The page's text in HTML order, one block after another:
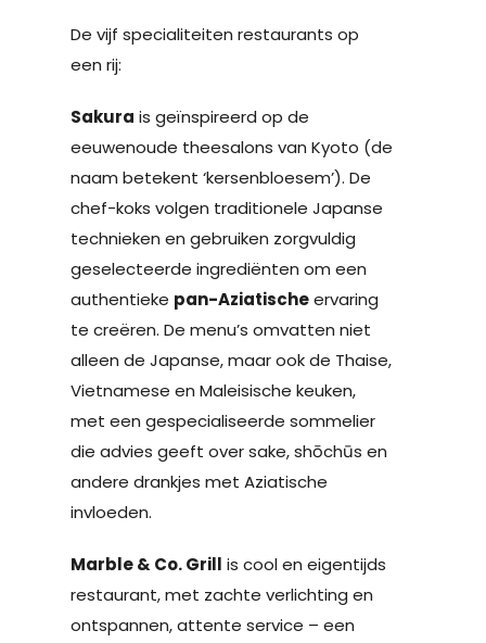
De vijf specialiteiten restaurants op
een rij:
Sakura is geïnspireerd op de
eeuwenoude theesalons van Kyoto (de
naam betekent ‘kersenbloesem’). De
chef-koks volgen traditionele Japanse
technieken en gebruiken zorgvuldig
geselecteerde ingrediënten om een
authentieke pan-Aziatischeervaring
te creëren. De menu’s omvatten niet
alleen de Japanse, maar ook de Thaise,
Vietnamese en Maleisische keuken,
met een gespecialiseerde sommelier
die advies geeft over sake, shōchūs en
andere drankjes met Aziatische
invloeden.
Marble & Co. Grill is cool en eigentijds
restaurant, met zachte verlichting en
ontspannen, attente service – een